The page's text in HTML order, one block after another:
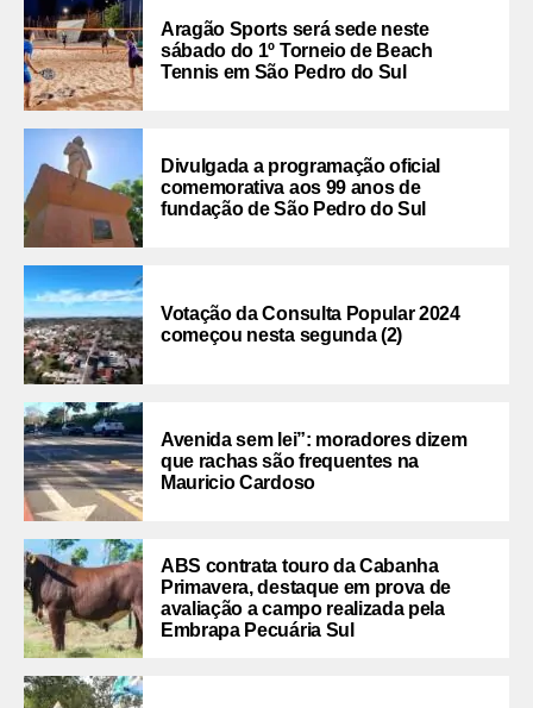
Aragão Sports será sede neste
sábado do 1º Torneio de Beach
Tennis em São Pedro do Sul
Divulgada a programação oficial
comemorativa aos 99 anos de
fundação de São Pedro do Sul
Votação da Consulta Popular 2024
começou nesta segunda (2)
Avenida sem lei”: moradores dizem
que rachas são frequentes na
Mauricio Cardoso
ABS contrata touro da Cabanha
Primavera, destaque em prova de
avaliação a campo realizada pela
Embrapa Pecuária Sul